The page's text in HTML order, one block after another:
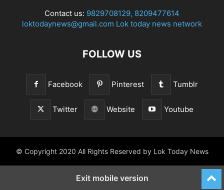
Contact us: 9829708129, 8209477614
loktodaynews@gmail.com Lok today news network
FOLLOW US
Facebook Pinterest Tumblr
Twitter Website Youtube
© Copyright 2020 All Rights Reserved by Lok Today News
Exit mobile version